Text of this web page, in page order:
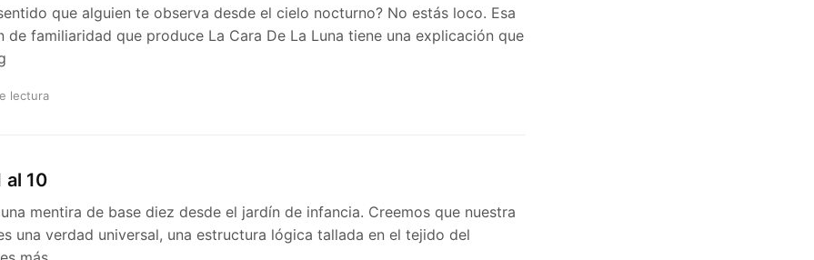
que alguien te observa desde el cielo nocturno? No estás loco. Esa
de familiaridad que produce La Cara De La Luna tiene una explicación que
lectura
al 10
mentira de base diez desde el jardín de infancia. Creemos que nuestra
una verdad universal, una estructura lógica tallada en el tejido del